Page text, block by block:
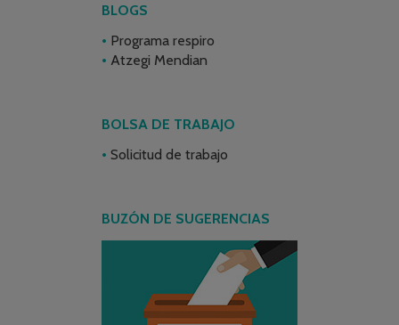
BLOGS
Programa respiro
Atzegi Mendian
BOLSA DE TRABAJO
Solicitud de trabajo
BUZÓN DE SUGERENCIAS